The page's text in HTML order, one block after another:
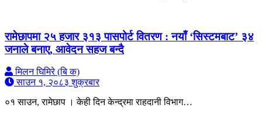
रामेछापमा २५ हजार ३१३ पासपोर्ट वितरण : नयाँ ‘सिस्टमबाट’ ३४
जनाले बनाए, आवेदन सहज बन्दै
मिलन घिमिरे (बि क)
साउन १, २०८३ शुक्रबार
०१ साउन, रामेछाप । केही दिन केन्द्रमा राहदानी विभाग…